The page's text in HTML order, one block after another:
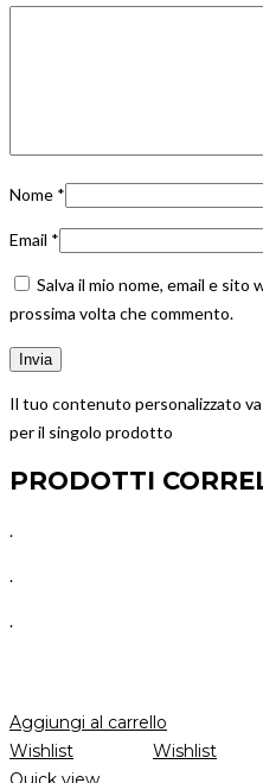
Nome *
Email *
Salva il mio nome, email e
prossima volta che commento.
Il tuo contenuto personalizzato
per il singolo prodotto
PRODOTTI
.
.
.
Aggiungi al carrello
Wishlist
Wishlist